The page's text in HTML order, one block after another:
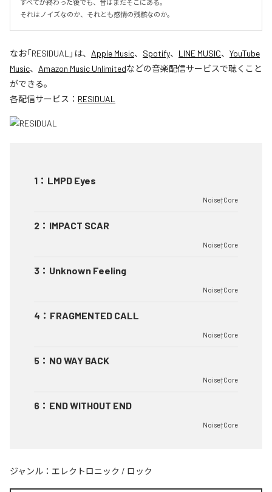
すべてが終わった後でも、音はまだそこにある。
それはノイズなのか、それとも感情の残骸なのか。
なお「RESIDUAL 」は、 Apple Music、 Spotify、 LINE MUSIC、 YouTube
Music、 Amazon Music Unlimitedなどの音楽配信サービスで聴くこと
ができる。
各配信サービス： RESIDUAL
1 ： LMPD Eyes
Noise†Core
2 ： IMPACT SCAR
Noise†Core
3 ： Unknown Feeling
Noise†Core
4 ： FRAGMENTED CALL
Noise†Core
5 ： NO WAY BACK
Noise†Core
6 ： END WITHOUT END
Noise†Core
ジャンル： エレクトロニック / ロック